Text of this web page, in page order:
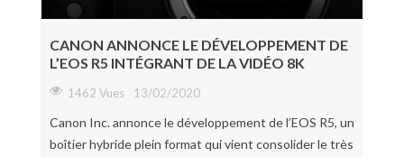
CANON ANNONCE LE DÉVELOPPEMENT DE
L’EOS R5 INTÉGRANT DE LA VIDÉO 8K
1462 Vues 13/02/2020
Canon Inc. annonce le développement de l’EOS R5, un
boîtier hybride plein format qui vient consolider le très